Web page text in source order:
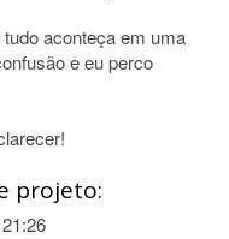
aconteça em uma
e eu perco
projeto: